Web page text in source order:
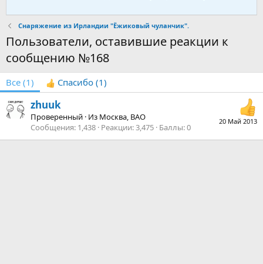
Снаряжение из Ирландии "Ёжиковый чуланчик".
Пользователи, оставившие реакции к
сообщению №168
Все (1) Спасибо (1)
20 Май 2013
zhuuk
Проверенный · Из Москва, ВАО
Сообщения 1,438 Реакции 3,475 Баллы 0